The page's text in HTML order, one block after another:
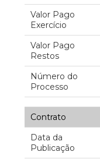
Valor Pago
Exercício
Valor Pago
Restos
Número do
Processo
Contrato
Data da
Publicação